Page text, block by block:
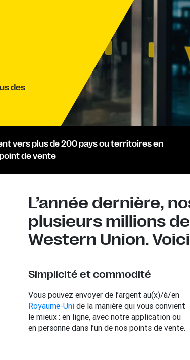
des
vers plus de 200 pays ou territoires en
de vente
L’année dernière,
plusieurs millions
Western Union.
Simplicité et commodité
Vous pouvez envoyer de l’argent au(x)/à/en
Royaume-Unide la manière qui vous convient
le mieux : en ligne, avec notre application ou
en personne dans l’un de nos points de vente.